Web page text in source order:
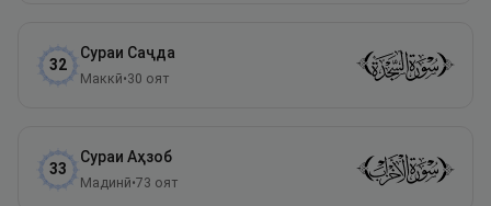
32
Сураи Саҷда
Маккӣ•30 оят
33
Сураи Аҳзоб
Мадинӣ•73 оят